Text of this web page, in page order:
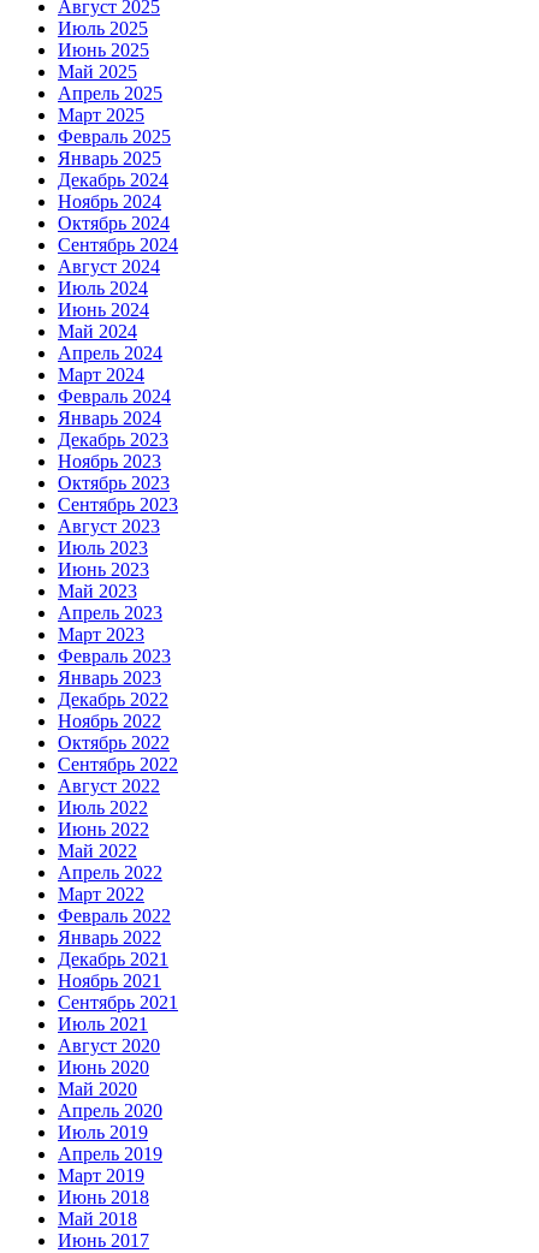
Август 2025
Июль 2025
Июнь 2025
Май 2025
Апрель 2025
Март 2025
Февраль 2025
Январь 2025
Декабрь 2024
Ноябрь 2024
Октябрь 2024
Сентябрь 2024
Август 2024
Июль 2024
Июнь 2024
Май 2024
Апрель 2024
Март 2024
Февраль 2024
Январь 2024
Декабрь 2023
Ноябрь 2023
Октябрь 2023
Сентябрь 2023
Август 2023
Июль 2023
Июнь 2023
Май 2023
Апрель 2023
Март 2023
Февраль 2023
Январь 2023
Декабрь 2022
Ноябрь 2022
Октябрь 2022
Сентябрь 2022
Август 2022
Июль 2022
Июнь 2022
Май 2022
Апрель 2022
Март 2022
Февраль 2022
Январь 2022
Декабрь 2021
Ноябрь 2021
Сентябрь 2021
Июль 2021
Август 2020
Июнь 2020
Май 2020
Апрель 2020
Июль 2019
Апрель 2019
Март 2019
Июнь 2018
Май 2018
Июнь 2017